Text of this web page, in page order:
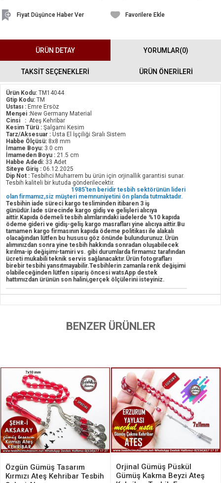
Fiyat Düşünce Haber Ver Favorilere Ekle
ÜRÜN DETAY YORUMLAR(0)
TAKSİT SEÇENEKLERİ ÜRÜN ÖNERILERI
Ürün Kodu: TM14044
Gtip Kodu: TM
Ustası : Emre Ersöz
Menşei :New Germany Material
Cinsi : Ateş Kehribar
Kesim Türü : Şalgami Kesim
Tarz/Aksesuar : Usta El İşçiliği Sıralı Sistem
Habbe Ölçüsü: 8x8 mm
İmame Boyu: 3.0 cm
İmameden Boyu : 21.5 cm
Habbe Adedi: 33 Adet
Siteye Giriş : 06.12.2025
Dip Not : Tesbihci Muharrem bu ürün için orjinallik garantisi sunar.
Tesbih kaliteli bir kutuda gönderilecektir.
1985'ten beridir tesbih sektörünün lideri
olan firmamız,siz müşteri memnuniyetini ön planda tutmaktadır.
Tesbihin iade süreci kargo tesliminden itibaren 3 iş
günüdür.İade sürecinde kargo gidiş ve gelişleri alıcıya
aittir.Kapıda ödemeli tesbih alımlarındaki iadelerde %10 kapıda
ödeme gideri ve gidiş-geliş kargo masrafları yine alıcıya aittir.Bu
tamamen kargo firmasının kapıda ödeme politikası ile alakalı
olacağından lütfen bu hususu göz önünde bulundurunuz.Ürün
alımınızdan sonra yine tesbih hakkında sonradan oluşabilecek
kırılma-ip değişimi-tamiri vs. gibi durumlarda firmamız tarafından
ücreti mukabili teknik servis sağlanacaktır.Ürün fotografları
birebir tesbihi yansıtmayabilir.Tesbihlerin zamanla renk değişimi
olabileceğinden lütfen sipariş öncesi watsApp destek
hattımızdan ürünün son halini,gerçek ölçülerini isteyiniz.
BENZER ÜRÜNLER
Özgün Gümüş Tasarım
Kırmızı Ateş Kehribar Tesbih
Orjinal Gümüş Püskül
Gümüş Kakma Beyzi Ateş